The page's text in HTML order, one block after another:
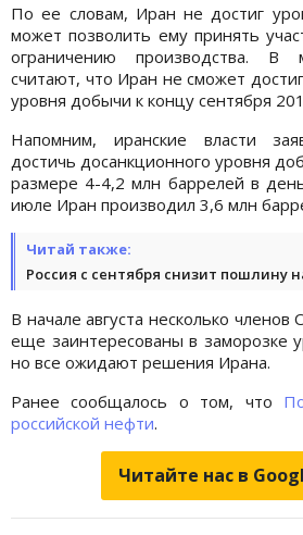
По ее словам, Иран не достиг
может позволить ему принять
ограничению производства. В
считают, что Иран не сможет
уровня добычи к концу сентября
Напомним, иранские власти
достичь досанкционного уровня
размере 4-4,2 млн баррелей в
июле Иран производил 3,6 млн
Читай также:
Россия с сентября снизит пошлину
В начале августа несколько
еще заинтересованы в заморозке
но все ожидают решения Ирана.
Ранее сообщалось о том, что
российской нефти.
Читайте нас в